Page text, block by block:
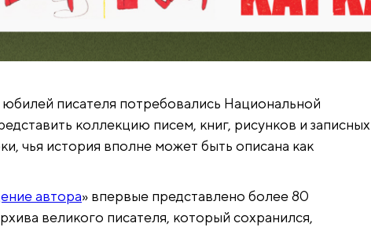
писателя потребовались Национальной
коллекцию писем, книг, рисунков и записных
чья история вполне может быть описана как
автора» впервые представлено более 80
великого писателя, который сохранился,